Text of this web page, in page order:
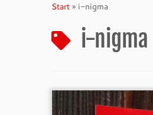
Start » i-nigma
i-nigma